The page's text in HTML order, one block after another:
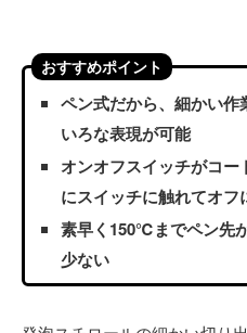
おすすめポイント
ペン式だから、細かい
いろな表現が可能
オンオフスイッチがコ
にスイッチに触れてオフ
素早く150℃までペン先
少ない